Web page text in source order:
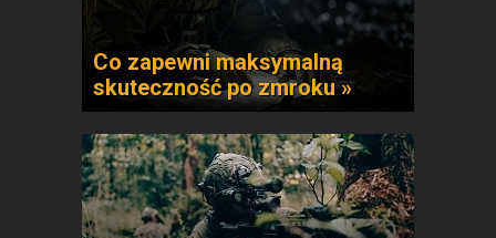
Co zapewni maksymalną
skuteczność po zmroku »